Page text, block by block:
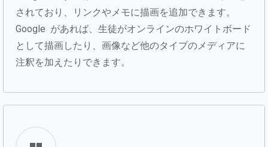
されており、リンクやメモに描画を追加できます。
Google があれば、生徒がオンラインのホワイトボード
として描画したり、画像など他のタイプのメディアに
注釈を加えたりできます。